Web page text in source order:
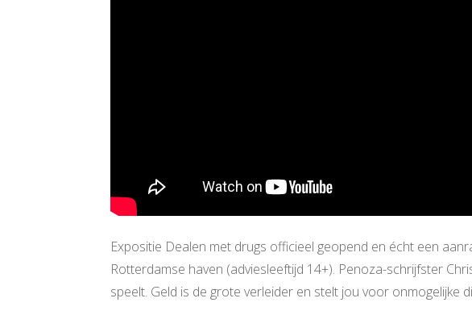
Expositie Dealen met drugs officieel geopend en écht een
Rotterdamse haven (adviesleeftijd 14+). Penoza-schrijfster
speelt. Geld is de grote verleider en stelt jou voor onmogelijke